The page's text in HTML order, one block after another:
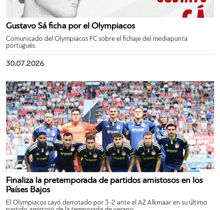
Gustavo Sá ficha por el Olympiacos
Comunicado del Olympiacos FC sobre el fichaje del mediapunta
portugués.
30.07.2026
Finaliza la pretemporada de partidos amistosos en los
Países Bajos
El Olympiacos cayó derrotado por 3-2 ante el AZ Alkmaar en su último